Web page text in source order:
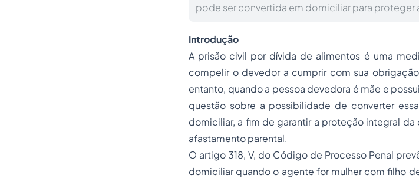
pode ser convertida em domiciliar para proteger
Introdução
A prisão civil por dívida de alimentos é uma
compelir o devedor a cumprir com sua
entanto, quando a pessoa devedora é mãe e
questão sobre a possibilidade de converter
domiciliar, a fim de garantir a proteção integral
afastamento parental.
O artigo 318, V, do Código de Processo Penal
domiciliar quando o agente for mulher com filho